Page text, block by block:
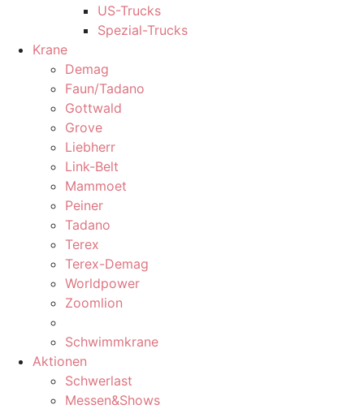
US-Trucks
Spezial-Trucks
Krane
Demag
Faun/Tadano
Gottwald
Grove
Liebherr
Link-Belt
Mammoet
Peiner
Tadano
Terex
Terex-Demag
Worldpower
Zoomlion
Schwimmkrane
Aktionen
Schwerlast
Messen&Shows